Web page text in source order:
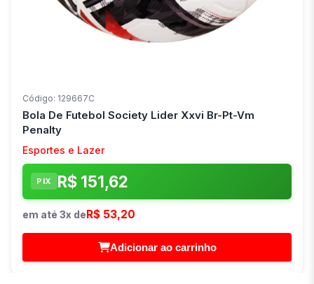
Código: 129667C
Bola De Futebol Society Lider Xxvi Br-Pt-Vm
Penalty
Esportes e Lazer
PIX R$ 151,62
em até 3x deR$ 53,20
Adicionar ao carrinho